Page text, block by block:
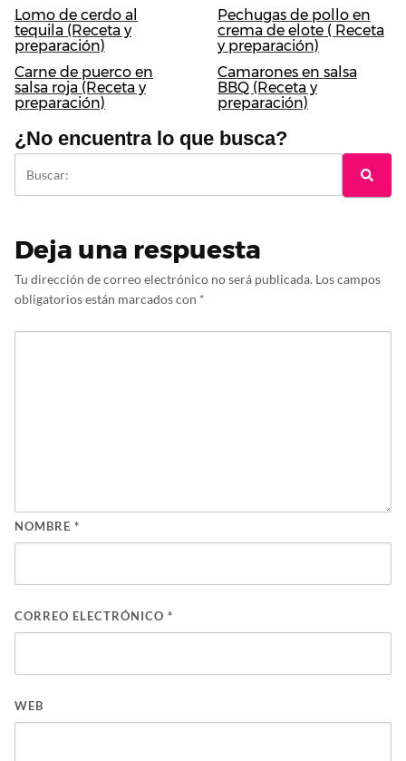
Lomo de cerdo al
tequila (Receta y
preparación)
Pechugas de pollo en
crema de elote ( Receta
y preparación)
Carne de puerco en
salsa roja (Receta y
preparación)
Camarones en salsa
BBQ (Receta y
preparación)
¿No encuentra lo que busca?
Deja una respuesta
Tu dirección de correo electrónico no será publicada. Los campos
obligatorios están marcados con *
NOMBRE *
CORREO ELECTRÓNICO *
WEB